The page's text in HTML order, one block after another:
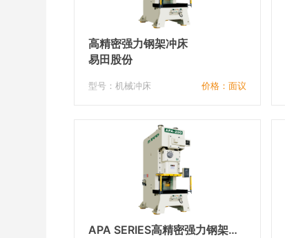
高精密强力钢架冲床
易田股份
型号：机械冲床 价格：面议
APA SERIES高精密强力钢架冲